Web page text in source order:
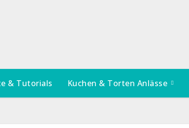
& Tutorials Kuchen & Torten Anlässe